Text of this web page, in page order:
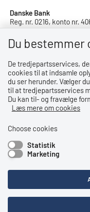
Danske Bank
Reg. nr. 0216, konto nr.
IBAN:
SWIFT: DABADKKK
Privatlivspolitik
Privatlivspolitik
Bemærk!
Dette indhold kræver
LÆS MERE OM COOKIES
Du bestemmer
De tredjepartsservices,
cookies til at indsamle
du ser herunder. Vælger
til at tredjepartsservices
Du kan til- og fravælge
Læs mere om cookies
Choose cookies
Statistik
Marketing